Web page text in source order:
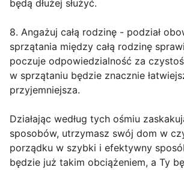
będą dłużej służyć.
8. Angażuj całą rodzinę - podział
sprzątania między całą rodzinę
poczuje odpowiedzialność za
w sprzątaniu będzie znacznie
przyjemniejsza.
Działając według tych ośmiu
sposobów, utrzymasz swój dom w
porządku w szybki i efektywny
będzie już takim obciążeniem, a Ty